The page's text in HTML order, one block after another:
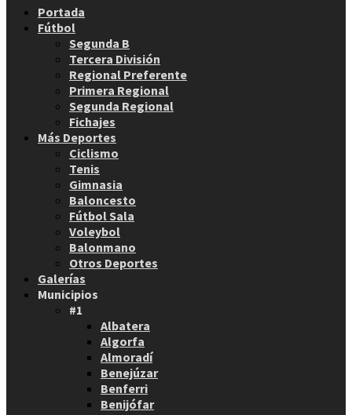
Portada
Fútbol
Segunda B
Tercera División
Regional Preferente
Primera Regional
Segunda Regional
Fichajes
Más Deportes
Ciclismo
Tenis
Gimnasia
Baloncesto
Fútbol Sala
Voleybol
Balonmano
Otros Deportes
Galerías
Municipios
#1
Albatera
Algorfa
Almoradí
Benejúzar
Benferri
Benijófar